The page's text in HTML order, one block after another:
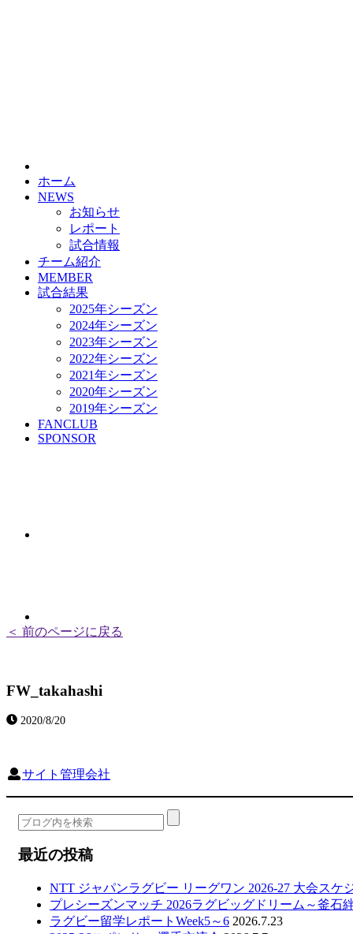
ホーム
NEWS
お知らせ
レポート
試合情報
チーム紹介
MEMBER
試合結果
2025年シーズン
2024年シーズン
2023年シーズン
2022年シーズン
2021年シーズン
2020年シーズン
2019年シーズン
FANCLUB
SPONSOR
＜ 前のページに戻る
FW_takahashi
2020/8/20
サイト管理会社
最近の投稿
NTT ジャパンラグビー リーグワン 2026-27 大会スケ
プレシーズンマッチ 2026ラグビッグドリーム～釜石
ラグビー留学レポートWeek5～6 2026.7.23